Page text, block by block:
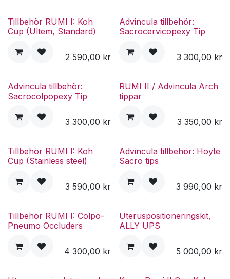
Tillbehör RUMI I: Koh
Cup (Ultem, Standard)
2 590,00 kr
Advincula tillbehör:
Sacrocervicopexy Tip
3 300,00 kr
Advincula tillbehör:
Sacrocolpopexy Tip
3 300,00 kr
RUMI II / Advincula Arch
tippar
3 350,00 kr
Tillbehör RUMI I: Koh
Cup (Stainless steel)
3 590,00 kr
Advincula tillbehör: Hoyte
Sacro tips
3 990,00 kr
Tillbehör RUMI I: Colpo-
Pneumo Occluders
4 300,00 kr
Uteruspositioneringskit,
ALLY UPS
5 000,00 kr